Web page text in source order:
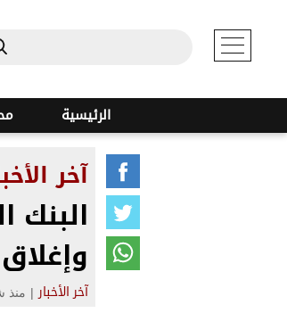
الرئيسية
آخر
آخر الأخبار | منذ